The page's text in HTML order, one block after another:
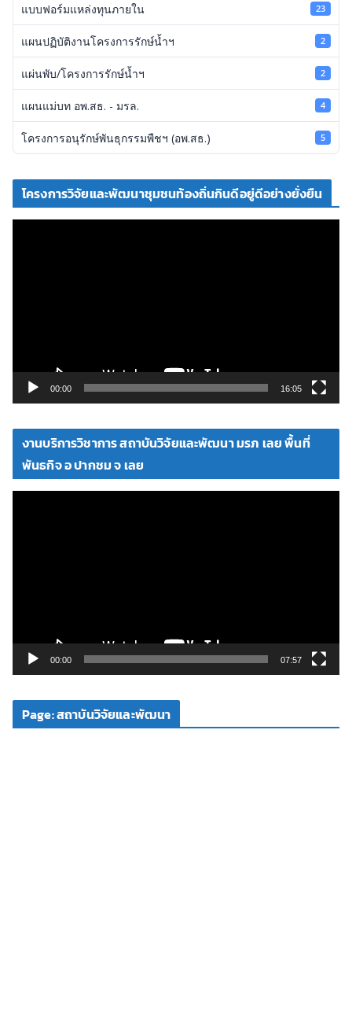
แบบฟอร์มแหล่งทุนภายใน 23
แผนปฏิบัติงานโครงการรักษ์น้ำฯ 2
แผ่นพับ/โครงการรักษ์น้ำฯ 2
แผนแม่บท อพ.สธ. - มรล. 4
โครงการอนุรักษ์พันธุกรรมพืชฯ (อพ.สธ.) 5
โครงการวิจัยและพัฒนาชุมชนท้องถิ่นกินดีอยู่ดีอย่างยั่งยืน
ดี
โ
00:00 16:05
งานบริการวิชาการ สถาบันวิจัยและพัฒนา มรภ เลย พื้นที่
พันธกิจ อ ปากชม จ เลย
ดี
โ
00:00 07:57
Page: สถาบันวิจัยและพัฒนา